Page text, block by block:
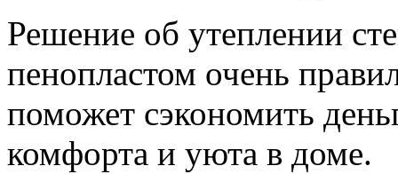
Решение об утеплении
пенопластом очень
поможет сэкономить
комфорта и уюта в доме.